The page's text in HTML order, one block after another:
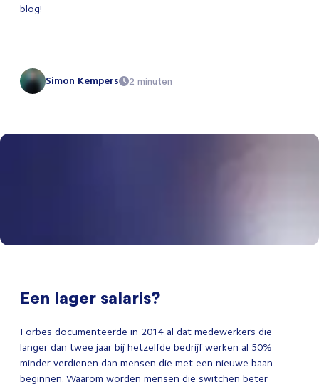
blog!
Simon Kempers 2 minuten
Een lager salaris?
Forbes documenteerde in 2014 al dat medewerkers die
langer dan twee jaar bij hetzelfde bedrijf werken al 50%
minder verdienen dan mensen die met een nieuwe baan
beginnen. Waarom worden mensen die switchen beter